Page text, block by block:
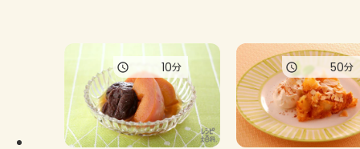
10分 50分